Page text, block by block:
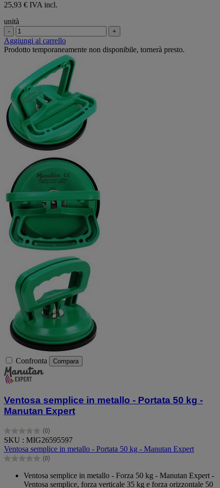
25,93 € IVA incl.
unità
- +
Aggiungi al carrello
Prodotto temporaneamente non disponibile, tornerà presto.
Confronta Compara
Ventosa semplice in metallo - Portata 50 kg -
Manutan Expert
(0)
0.0
su
5
stelle.
SKU : MIG26595597
Ventosa semplice in metallo - Portata 50 kg - Manutan Expert
(0)
0.0
Ventosa semplice in metallo - Forza 50 kg - Manutan Expert -
Ventosa semplice, forza verticale 35 kg e forza orizzontale 50